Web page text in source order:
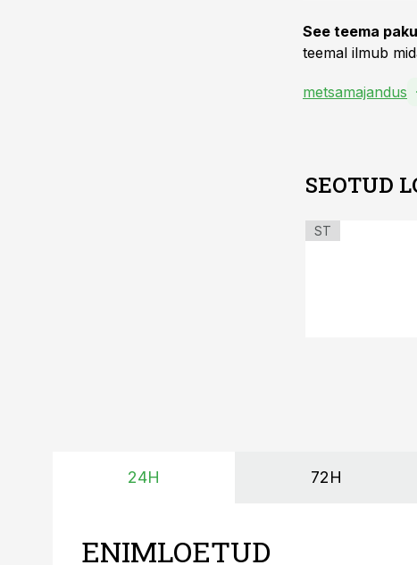
See teema
teemal ilmub
metsamajandus
SEOTUD
ST
24H 72H
ENIMLOETUD